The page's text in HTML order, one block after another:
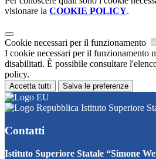
visionare la COOKIE POLICY.
Cookie necessari per il funzionamento
I cookie necessari per il funzionamento
disabilitati. È possibile consultare
policy.
Accetta tutti Salva le preferenze
Istituto Superiore
Contatti
Istituto Superiore Statale “Simone